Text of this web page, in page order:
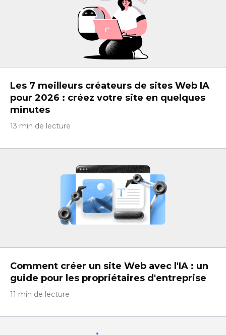
Les 7 meilleurs créateurs de sites Web IA
pour 2026 : créez votre site en quelques
minutes
13 min de lecture
Comment créer un site Web avec l'IA : un
guide pour les propriétaires d'entreprise
11 min de lecture